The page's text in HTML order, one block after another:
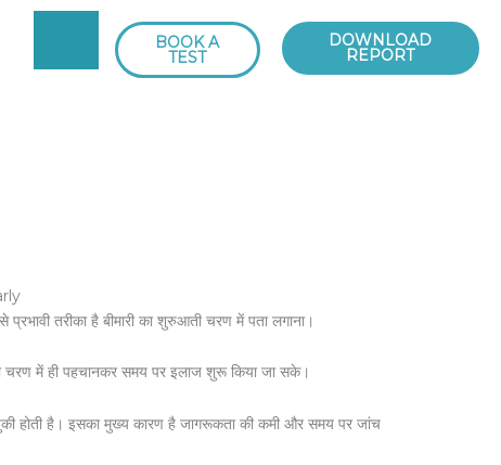
BOOK A
TEST
DOWNLOAD
REPORT
तरीका है बीमारी का शुरुआती चरण में पता लगाना।
चरण में ही पहचानकर समय पर इलाज शुरू किया जा सके।
होती है। इसका मुख्य कारण है जागरूकता की कमी और समय पर जांच